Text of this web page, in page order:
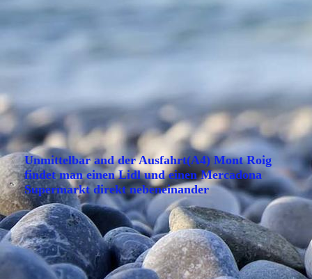
Unmittelbar and der Ausfahrt(A4) Mont Roig
findet man einen Lidl und einen Mercadona
Supermarkt direkt nebeneinander